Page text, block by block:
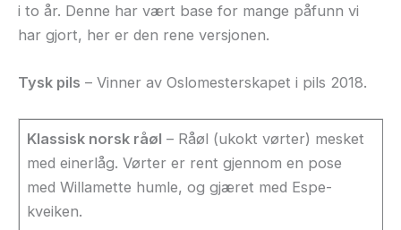
i to år. Denne har vært base for mange påfunn vi
har gjort, her er den rene versjonen.
Tysk pils – Vinner av Oslomesterskapet i pils 2018.
Klassisk norsk råøl – Råøl (ukokt vørter) mesket
med einerlåg. Vørter er rent gjennom en pose
med Willamette humle, og gjæret med Espe-
kveiken.